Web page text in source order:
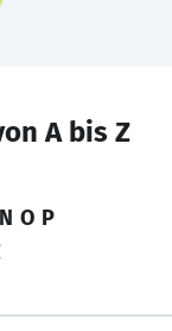
A bis Z
N O P